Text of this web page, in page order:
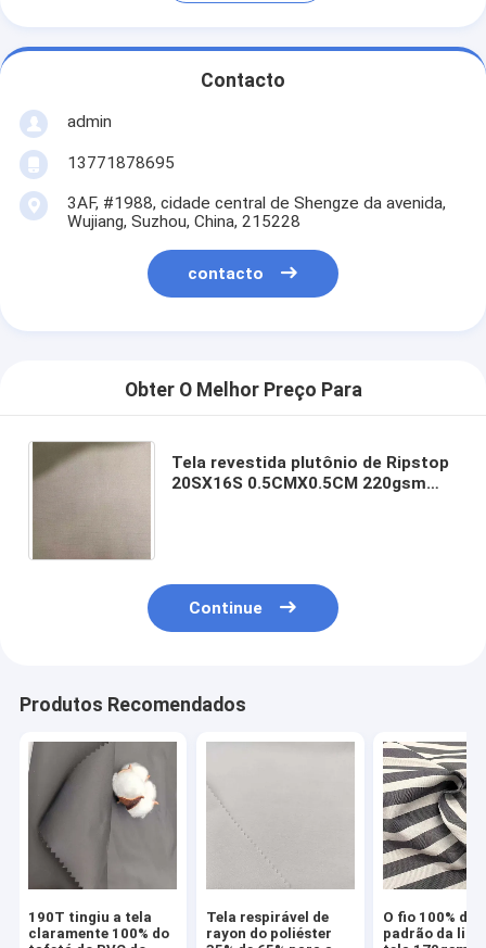
Contacto
admin
13771878695
3AF, #1988, cidade central de Shengze da avenida,
Wujiang, Suzhou, China, 215228
contacto
Obter O Melhor Preço Para
Tela revestida plutônio de Ripstop
20SX16S 0.5CMX0.5CM 220gsm
Continue
Produtos Recomendados
190T tingiu a tela
claramente 100% do
Tela respirável de
rayon do poliéster
O fio 100% do
padrão da